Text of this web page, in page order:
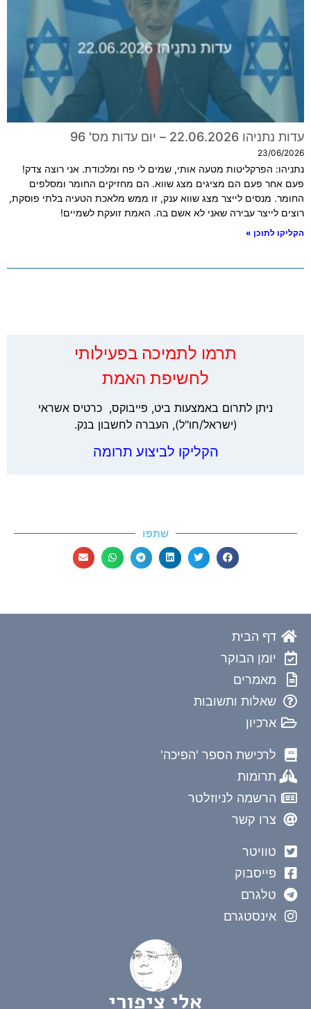
עדות נתניהו 22.06.2026 – יום עדות מס' 96
23/06/2026
נתניהו: הפרקליטות מטעה אותי, שמים לי פח ומלכודת. אני רוצה צדק!
פעם אחר פעם הם מציגים מצג שווא. הם מחזיקים החומר ומסלפים
החומר. מנסים לייצר מצג שווא ענק, זו ממש מלאכת הטעיה בלתי פוסקת,
רוצים לייצר עבירה שאני לא אשם בה. האמת זועקת לשמיים!
הקליקו לתוכן »
‏תרמו לתמיכה בפעילותי
לחשיפת האמת
ניתן לתרום באמצעות ביט, פייבוקס, כרטיס אשראי
(ישראל/חו"ל), העברה לחשבון בנק.
הקליקו לביצוע תרומה
שתפו
דף הבית
יומן הבוקר
מאמרים
שאלות ותשובות
ארכיון
לרכישת הספר 'הפיכה'
תרומות
הרשמה לניוזלטר
צרו קשר
טוויטר
פייסבוק
טלגרם
אינסטגרם
אלי ציפורי